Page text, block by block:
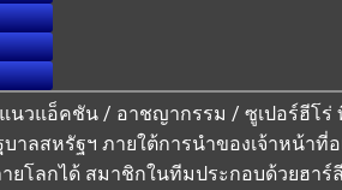
แนวแอ็คชัน / อาชญากรรม / ซูเปอร์ฮี
บาลสหรัฐฯ ภายใต้การนำของเจ้าหน้า
ยโลกได้ สมาชิกในทีมประกอบด้วยฮา